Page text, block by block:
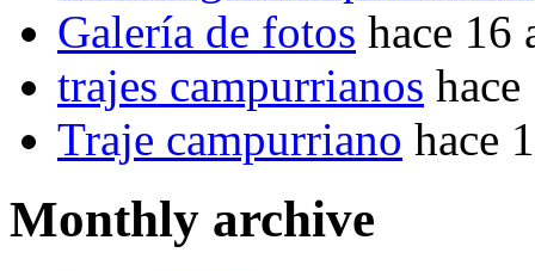
Galería de fotos hace 16
trajes campurrianos
Traje campurriano hace
Monthly archive